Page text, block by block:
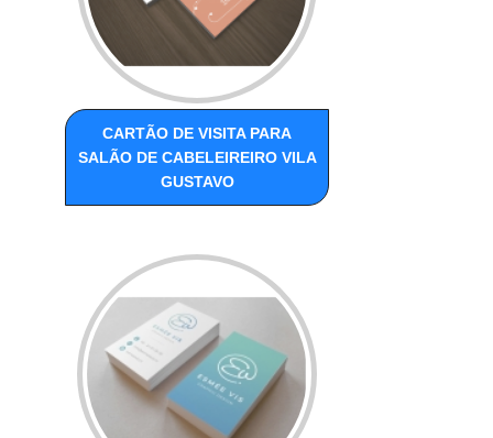
CARTÃO DE VISITA PARA
SALÃO DE CABELEIREIRO VILA
GUSTAVO